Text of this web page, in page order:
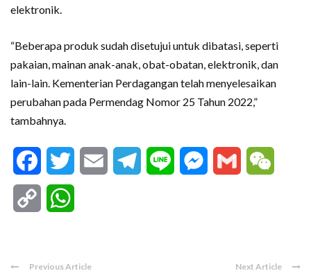
elektronik.
“Beberapa produk sudah disetujui untuk dibatasi, seperti
pakaian, mainan anak-anak, obat-obatan, elektronik, dan
lain-lain. Kementerian Perdagangan telah menyelesaikan
perubahan pada Permendag Nomor 25 Tahun 2022,”
tambahnya.
FacebookTwitter Email Telegram
Line Messenger
Gmail
Copy
Previous Article Next Article